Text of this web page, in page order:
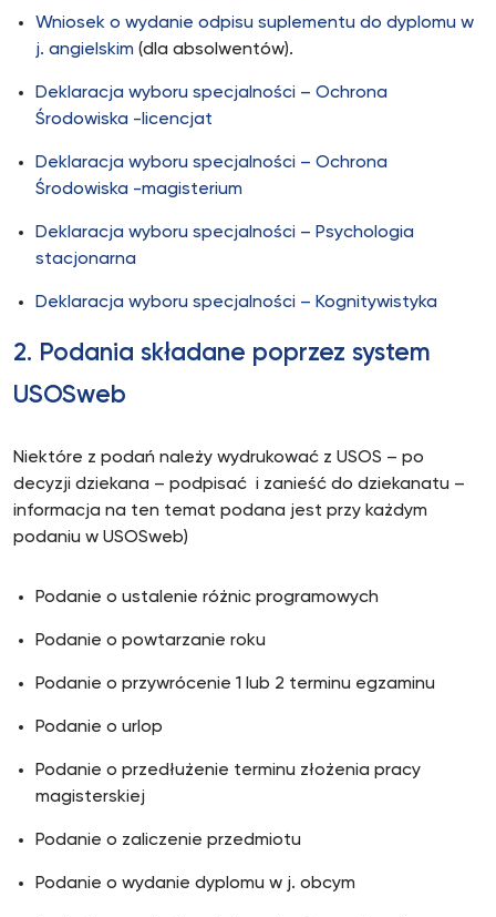
Wniosek o wydanie odpisu suplementu do dyplomu w
j. angielskim (dla absolwentów).
Deklaracja wyboru specjalności – Ochrona
Środowiska -licencjat
Deklaracja wyboru specjalności – Ochrona
Środowiska -magisterium
Deklaracja wyboru specjalności – Psychologia
stacjonarna
Deklaracja wyboru specjalności – Kognitywistyka
2. Podania składane poprzez system
USOSweb
Niektóre z podań należy wydrukować z USOS – po
decyzji dziekana – podpisać i zanieść do dziekanatu –
informacja na ten temat podana jest przy każdym
podaniu w USOSweb)
Podanie o ustalenie różnic programowych
Podanie o powtarzanie roku
Podanie o przywrócenie 1 lub 2 terminu egzaminu
Podanie o urlop
Podanie o przedłużenie terminu złożenia pracy
magisterskiej
Podanie o zaliczenie przedmiotu
Podanie o wydanie dyplomu w j. obcym